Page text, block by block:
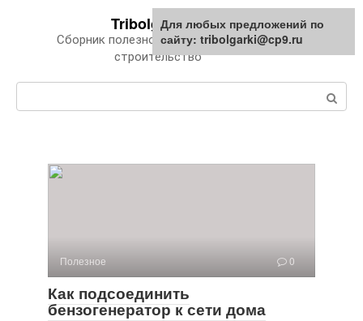
Tribolgarki.ru
Сборник полезной информации про
строительство
Полезное 0
Как подсоединить
бензогенератор к сети дома
Для любых предложений по
сайту: tribolgarki@cp9.ru